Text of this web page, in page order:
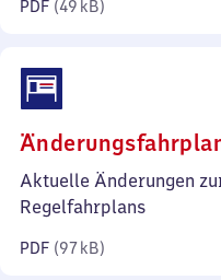
PDF (49 kB)
Aktuelle Änderungen
Regelfahrplans
PDF (97 kB)